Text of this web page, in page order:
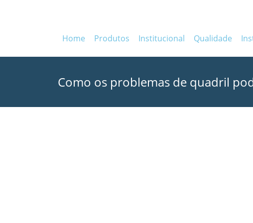
Home Produtos Institucional Qualidade
Como os problemas de quadril